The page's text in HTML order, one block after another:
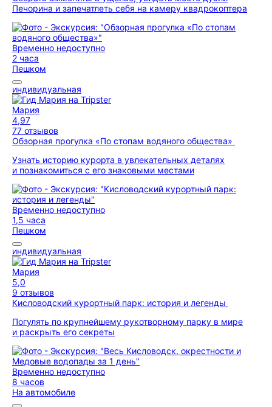
Печорина и запечатлеть себя на камеру квадрокоптера
Временно недоступно
2 часа
Пешком
индивидуальная
Мария
4,97
77 отзывов
Обзорная прогулка «По стопам водяного общества»
Узнать историю курорта в увлекательных деталях
и познакомиться с его знаковыми местами
Временно недоступно
1,5 часа
Пешком
индивидуальная
Мария
5,0
9 отзывов
Кисловодский курортный парк: история и легенды
Погулять по крупнейшему рукотворному парку в мире
и раскрыть его секреты
Временно недоступно
8 часов
На автомобиле